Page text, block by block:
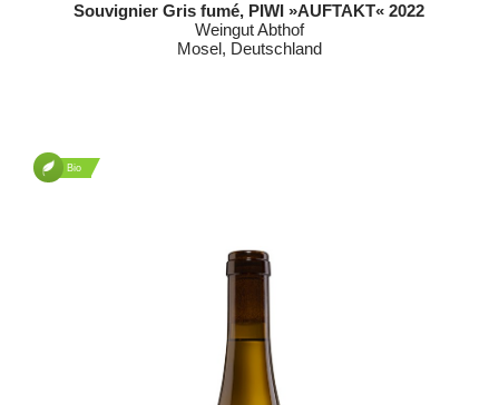
Souvignier Gris fumé, PIWI »AUFTAKT« 2022
Weingut Abthof
Mosel, Deutschland
Bio